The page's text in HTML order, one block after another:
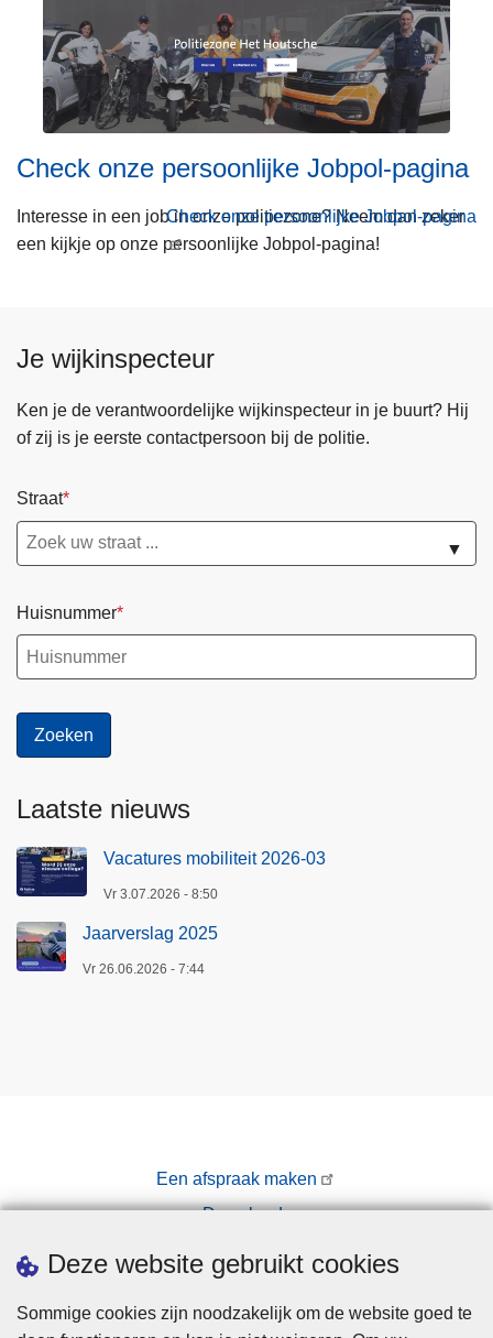
Deze website gebruikt cookies
Sommige cookies zijn noodzakelijk om de website goed te
Check onze persoonlijke Jobpol-pagina
Interesse in een job in onze politiezone? Neem dan zeker
een kijkje op onze persoonlijke Jobpol-pagina!
Check onze persoonlijke Jobpol-pagina
Je wijkinspecteur
Ken je de verantwoordelijke wijkinspecteur in je buurt? Hij
of zij is je eerste contactpersoon bij de politie.
Straat
▼
Huisnummer
Laatste nieuws
Vacatures mobiliteit 2026-03
Vr 3.07.2026 - 8:50
Jaarverslag 2025
Vr 26.06.2026 - 7:44
Een afspraak maken
Downloads